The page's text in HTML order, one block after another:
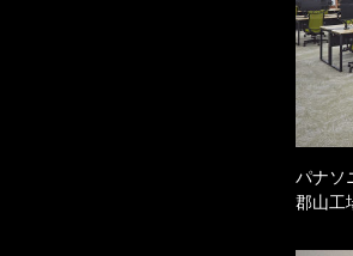
パナソ
郡山工